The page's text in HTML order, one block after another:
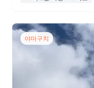
09:50 […]
야마구치